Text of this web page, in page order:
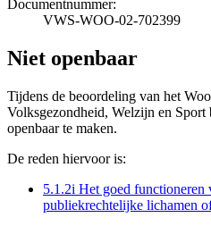
Documentnummer:
VWS-WOO-02-702399
Niet openbaar
Tijdens de beoordeling van het
Volksgezondheid, Welzijn en Sport
openbaar te maken.
De reden hiervoor is:
5.1.2i Het goed functioneren
publiekrechtelijke lichamen